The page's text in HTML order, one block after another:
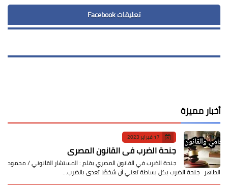
تعليقات Facebook
أخبار مميزة
17 فبراير 2023
جنحة الضرب في القانون المصري
جنحة الضرب في القانون المصري بقلم : المستشار القانوني / محمود
الطاهر جنحة الضرب بكل بساطة تعني أن شخصًا تعدى بالضرب…